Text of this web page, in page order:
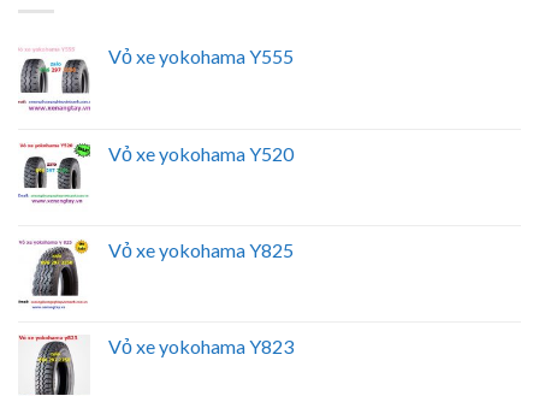
Vỏ xe yokohama Y555
Vỏ xe yokohama Y520
Vỏ xe yokohama Y825
Vỏ xe yokohama Y823